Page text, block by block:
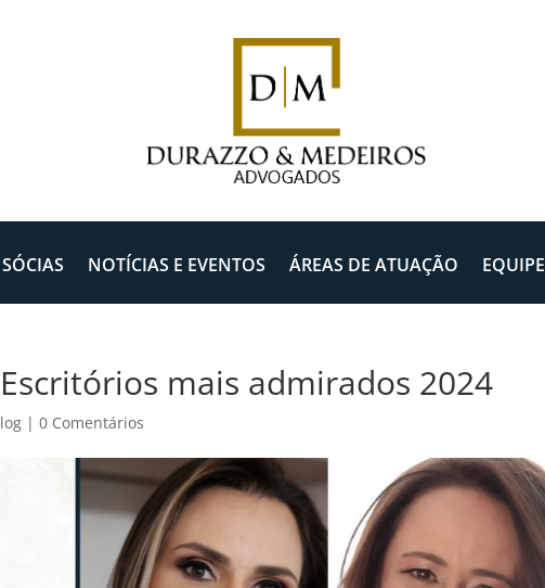
SÓCIAS NOTÍCIAS E EVENTOS ÁREAS DE ATUAÇÃO EQUIPE
mais admirados 2024
|0 Comentários